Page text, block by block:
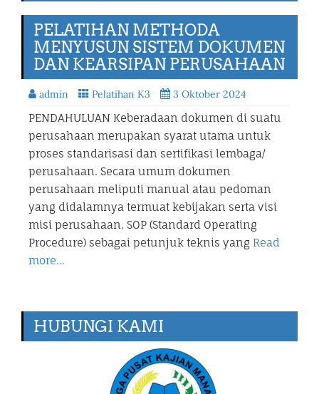
PELATIHAN METHODA
MENYUSUN SISTEM DOKUMEN
DAN KEARSIPAN PERUSAHAAN
admin Pelatihan K3 3 Oktober 2024
PENDAHULUAN Keberadaan dokumen di suatu
perusahaan merupakan syarat utama untuk
proses standarisasi dan sertifikasi lembaga/
perusahaan. Secara umum dokumen
perusahaan meliputi manual atau pedoman
yang didalamnya termuat kebijakan serta visi
misi perusahaan, SOP (Standard Operating
Procedure) sebagai petunjuk teknis yang Read
more…
HUBUNGI KAMI